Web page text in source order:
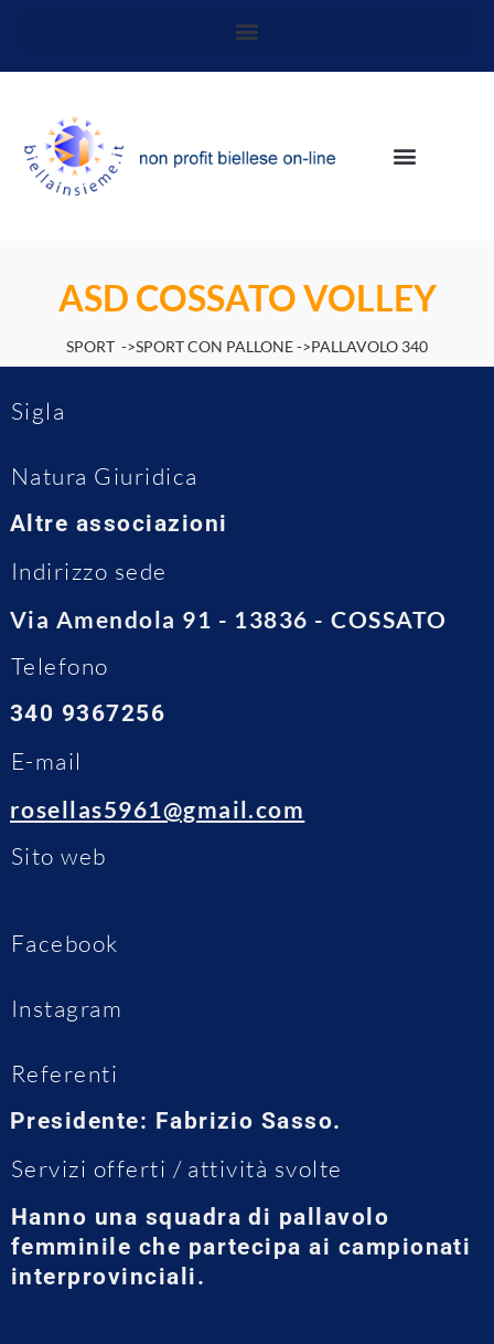
ASD COSSATO VOLLEY
SPORT ->SPORT CON PALLONE ->PALLAVOLO 340
Sigla
Natura Giuridica
Altre associazioni
Indirizzo sede
Via Amendola 91 - 13836 - COSSATO
Telefono
340 9367256
E-mail
rosellas5961@gmail.com
Sito web
Facebook
Instagram
Referenti
Presidente: Fabrizio Sasso.
Servizi offerti / attività svolte
Hanno una squadra di pallavolo
femminile che partecipa ai campionati
interprovinciali.